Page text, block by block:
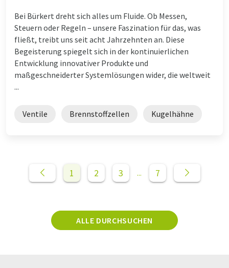
Bei Bürkert dreht sich alles um Fluide. Ob Messen,
Steuern oder Regeln – unsere Faszination für das, was
fließt, treibt uns seit acht Jahrzehnten an. Diese
Begeisterung spiegelt sich in der kontinuierlichen
Entwicklung innovativer Produkte und
maßgeschneiderter Systemlösungen wider, die weltweit
...
Ventile Brennstoffzellen Kugelhähne
1 2 3 ... 7
ALLE DURCHSUCHEN